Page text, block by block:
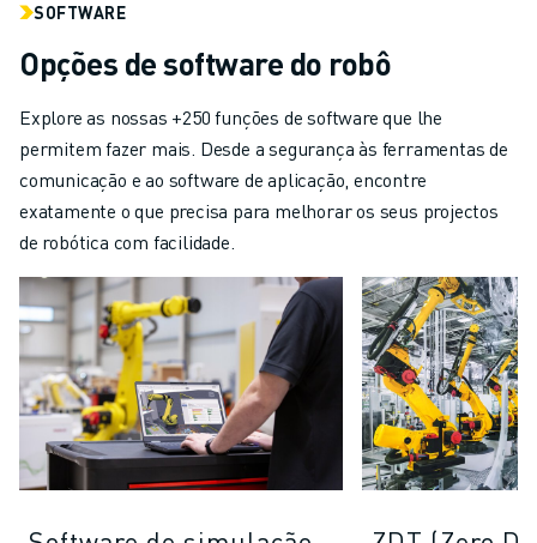
SOFTWARE
Opções de software do robô
Explore as nossas +250 funções de software que lhe
permitem fazer mais. Desde a segurança às ferramentas de
comunicação e ao software de aplicação, encontre
exatamente o que precisa para melhorar os seus projectos
de robótica com facilidade.